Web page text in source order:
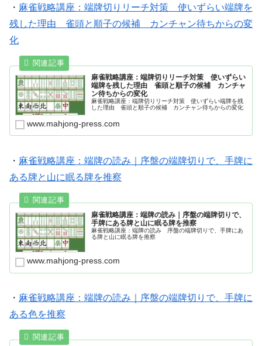
・ 麻雀戦略講座：端牌切りリーチ対策 使いずらい端牌を
残した理由 雀頭と順子の候補 カンチャン待ちからの変
化
麻雀戦略講座：端牌切りリーチ対策 使いずらい
端牌を残した理由 雀頭と順子の候補 カンチャ
ン待ちからの変化
麻雀戦略講座：端牌切りリーチ対策 使いずらい端牌を残
した理由 雀頭と順子の候補 カンチャン待ちからの変化
www.mahjong-press.com
・ 麻雀戦略講座：端牌の読み｜序盤の端牌切りで、手牌に
ある牌と山に眠る牌を推察
麻雀戦略講座：端牌の読み｜序盤の端牌切りで、
手牌にある牌と山に眠る牌を推察
麻雀戦略講座：端牌の読み 序盤の端牌切りで、手牌にあ
る牌と山に眠る牌を推察
www.mahjong-press.com
・ 麻雀戦略講座：端牌の読み｜序盤の端牌切りで、手牌に
ある色を推察